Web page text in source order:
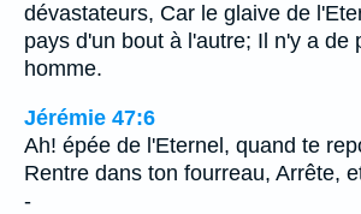
dévastateurs, Car le glaive de
pays d'un bout à l'autre; Il n'y a de
homme.
Jérémie 47:6
Ah! épée de l'Eternel, quand te
Rentre dans ton fourreau, Arrête,
-